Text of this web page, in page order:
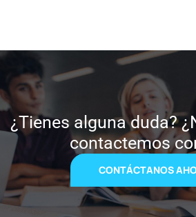
¿Tienes alguna duda?
contactemos
CONTÁCTANOS